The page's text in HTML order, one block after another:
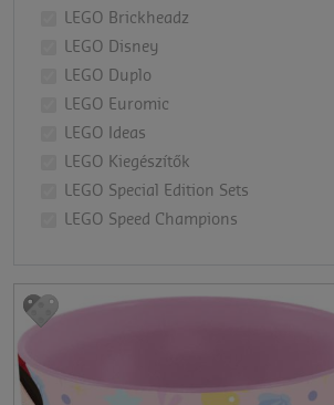
LEGO Brickheadz
LEGO Disney
LEGO Duplo
LEGO Euromic
LEGO Ideas
LEGO Kiegészítők
LEGO Special Edition Sets
LEGO Speed Champions